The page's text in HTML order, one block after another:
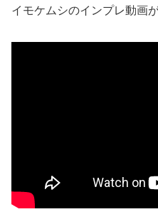
イモケムシのインプレ動画